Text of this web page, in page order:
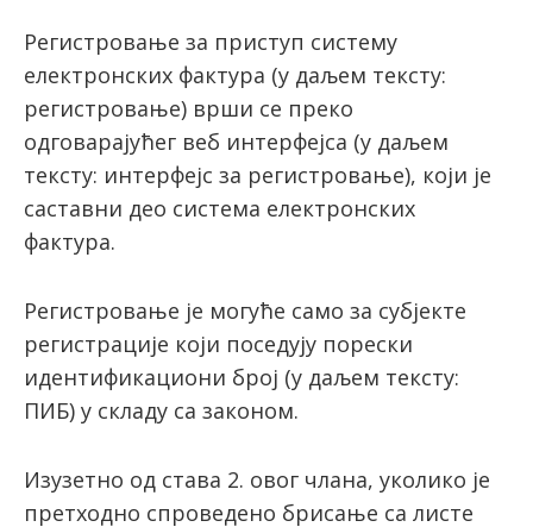
Регистровање за приступ систему
електронских фактура (у даљем тексту:
регистровање) врши се преко
одговарајућег веб интерфејса (у даљем
тексту: интерфејс за регистровање), који је
саставни део система електронских
фактура.
Регистровање је могуће само за субјекте
регистрације који поседују порески
идентификациони број (у даљем тексту:
ПИБ) у складу са законом.
Изузетно од става 2. овог члана, уколико је
претходно спроведено брисање са листе